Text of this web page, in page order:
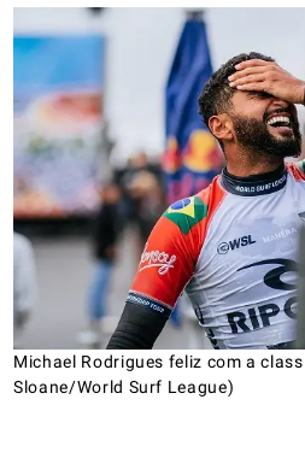
Michael Rodrigues feliz com a
Sloane/World Surf League)